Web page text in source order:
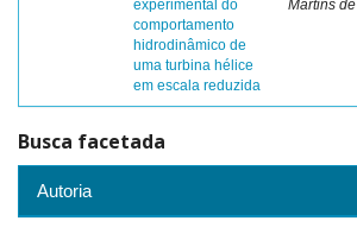
experimental do
comportamento
hidrodinâmico de
uma turbina hélice
em escala reduzida
Martins de
Busca facetada
Autoria